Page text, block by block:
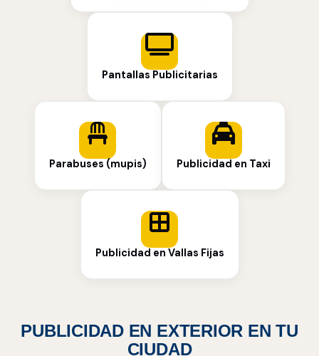
Pantallas Publicitarias
Parabuses (mupis) Publicidad en Taxi
Publicidad en Vallas Fijas
PUBLICIDAD EN EXTERIOR EN TU
CIUDAD